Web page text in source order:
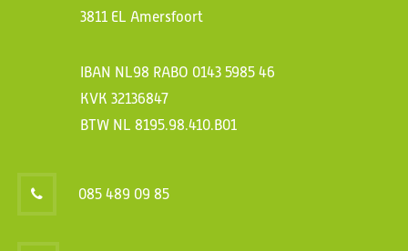
3811 EL Amersfoort
IBAN NL98 RABO 0143 5985 46
KVK 32136847
BTW NL 8195.98.410.B01
085 489 09 85